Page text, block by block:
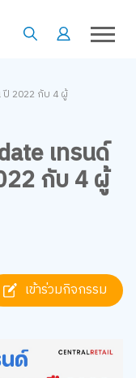
ปี 2022 กับ 4 ผู้
เทรนด์
กับ 4 ผู้
เข้าร่วมกิจกรรม